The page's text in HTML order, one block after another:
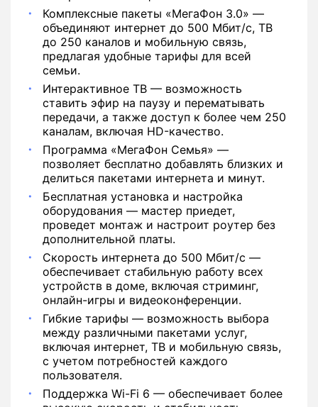
Комплексные пакеты «МегаФон 3.0» —
объединяют интернет до 500 Мбит/с, ТВ
до 250 каналов и мобильную связь,
предлагая удобные тарифы для всей
семьи.
Интерактивное ТВ — возможность
ставить эфир на паузу и перематывать
передачи, а также доступ к более чем 250
каналам, включая HD-качество.
Программа «МегаФон Семья» —
позволяет бесплатно добавлять близких и
делиться пакетами интернета и минут.
Бесплатная установка и настройка
оборудования — мастер приедет,
проведет монтаж и настроит роутер без
дополнительной платы.
Скорость интернета до 500 Мбит/с —
обеспечивает стабильную работу всех
устройств в доме, включая стриминг,
онлайн-игры и видеоконференции.
Гибкие тарифы — возможность выбора
между различными пакетами услуг,
включая интернет, ТВ и мобильную связь,
с учетом потребностей каждого
пользователя.
Поддержка Wi-Fi 6 — обеспечивает более